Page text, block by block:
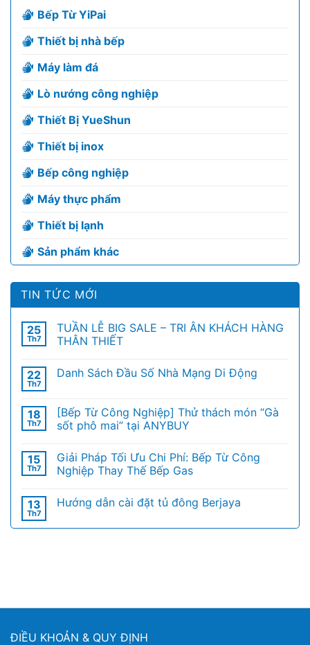
Bếp Từ YiPai
Thiết bị nhà bếp
Máy làm đá
Lò nướng công nghiệp
Thiết Bị YueShun
Thiết bị inox
Bếp công nghiệp
Máy thực phẩm
Thiết bị lạnh
Sản phẩm khác
TIN TỨC MỚI
25
Th7
TUẦN LỄ BIG SALE – TRI ÂN KHÁCH HÀNG
THÂN THIẾT
22
Th7
Danh Sách Đầu Số Nhà Mạng Di Động
18
Th7
[Bếp Từ Công Nghiệp] Thử thách món “Gà
sốt phô mai” tại ANYBUY
15
Th7
Giải Pháp Tối Ưu Chi Phí: Bếp Từ Công
Nghiệp Thay Thế Bếp Gas
13
Th7
Hướng dẫn cài đặt tủ đông Berjaya
ĐIỀU KHOẢN & QUY ĐỊNH